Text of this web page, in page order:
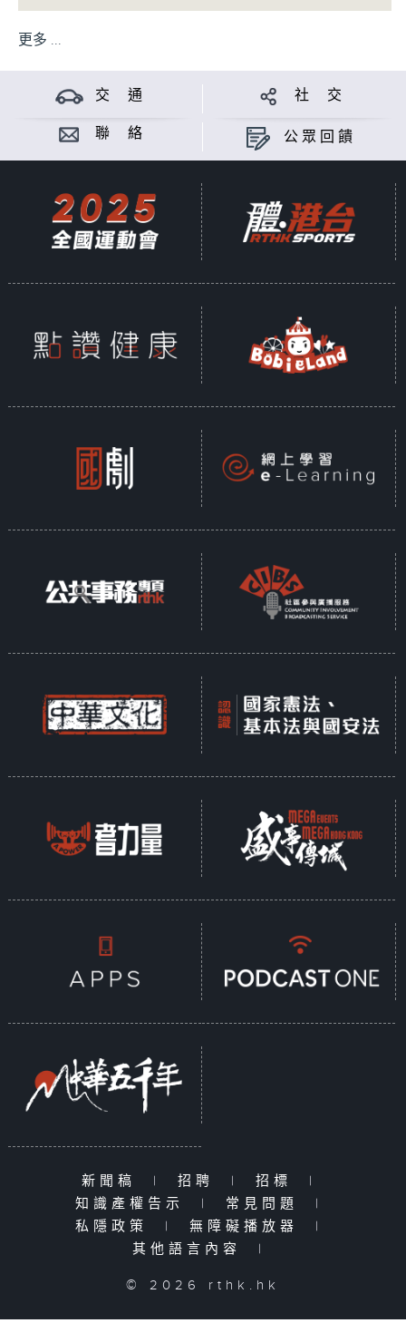
更多 ...
交 通 社 交
聯 絡 公眾回饋
新聞稿 | 招聘 | 招標
|
知識產權告示
| 常見問題
|
私隱政策
| 無障礙播放器
|
其他語言內容
|
© 2026 rthk.hk